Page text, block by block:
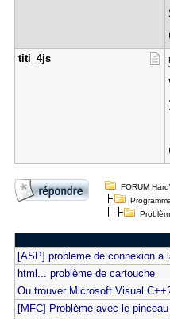
titi_4js
FORUM
[ASP] probleme de connexion a
html... problème de cartouche
Ou trouver Microsoft Visual
[MFC] Problème avec le pinceau